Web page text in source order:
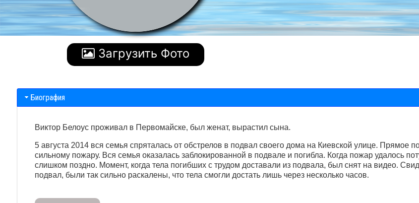
Загрузить Фото
Биография
Виктор Белоус проживал в Первомайске, был женат, вырастил сына.
5 августа 2014 вся семья спряталась от обстрелов в подвал своего дома на Киевской улице. Прямое
сильному пожару. Вся семья оказалась заблокированной в подвале и погибла. Когда пожар удалось
слишком поздно. Момент, когда тела погибших с трудом доставали из подвала, был снят на видео.
подвал, были так сильно раскалены, что тела смогли достать лишь через несколько часов.